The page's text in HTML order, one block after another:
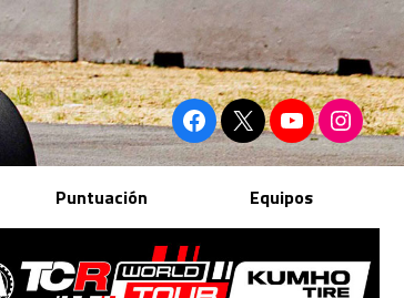
Puntuación Equipos